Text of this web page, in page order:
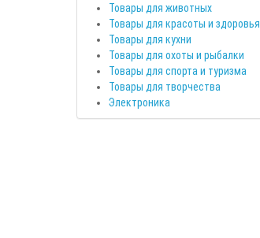
Товары для животных
Товары для красоты и здоровья
Товары для кухни
Товары для охоты и рыбалки
Товары для спорта и туризма
Товары для творчества
Электроника